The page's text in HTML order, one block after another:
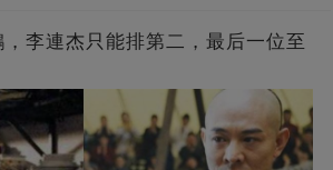
李連杰只能排第二，最后一位至